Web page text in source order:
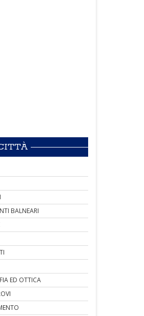
BALNEARI
ED OTTICA